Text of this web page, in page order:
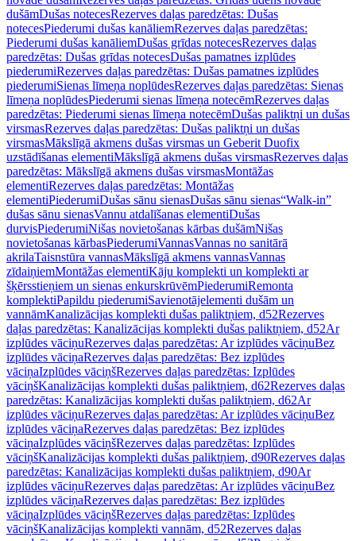
dušāmDušas notecesRezerves daļas paredzētas: Dušas
notecesPiederumi dušas kanāliemRezerves daļas paredzētas:
Piederumi dušas kanāliemDušas grīdas notecesRezerves daļas
paredzētas: Dušas grīdas notecesDušas pamatnes izplūdes
piederumiRezerves daļas paredzētas: Dušas pamatnes izplūdes
piederumiSienas līmeņa noplūdesRezerves daļas paredzētas: Sienas
līmeņa noplūdesPiederumi sienas līmeņa notecēmRezerves daļas
paredzētas: Piederumi sienas līmeņa notecēmDušas paliktņi un dušas
virsmasRezerves daļas paredzētas: Dušas paliktņi un dušas
virsmasMākslīgā akmens dušas virsmas un Geberit Duofix
uzstādīšanas elementiMākslīgā akmens dušas virsmasRezerves daļas
paredzētas: Mākslīgā akmens dušas virsmasMontāžas
elementiRezerves daļas paredzētas: Montāžas
elementiPiederumiDušas sānu sienasDušas sānu sienas“Walk-in”
dušas sānu sienasVannu atdalīšanas elementiDušas
durvisPiederumiNišas novietošanas kārbas dušāmNišas
novietošanas kārbasPiederumiVannasVannas no sanitārā
akrilaTaisnstūra vannasMākslīgā akmens vannasVannas
zīdaiņiemMontāžas elementiKāju komplekti un komplekti ar
šķērsstieņiem un sienas enkurskrūvēmPiederumiRemonta
komplektiPapildu piederumiSavienotājelementi dušām un
vannāmKanalizācijas komplekti dušas paliktņiem, d52Rezerves
daļas paredzētas: Kanalizācijas komplekti dušas paliktņiem, d52Ar
izplūdes vāciņuRezerves daļas paredzētas: Ar izplūdes vāciņuBez
izplūdes vāciņaRezerves daļas paredzētas: Bez izplūdes
vāciņaIzplūdes vāciņšRezerves daļas paredzētas: Izplūdes
vāciņšKanalizācijas komplekti dušas paliktņiem, d62Rezerves daļas
paredzētas: Kanalizācijas komplekti dušas paliktņiem, d62Ar
izplūdes vāciņuRezerves daļas paredzētas: Ar izplūdes vāciņuBez
izplūdes vāciņaRezerves daļas paredzētas: Bez izplūdes
vāciņaIzplūdes vāciņšRezerves daļas paredzētas: Izplūdes
vāciņšKanalizācijas komplekti dušas paliktņiem, d90Rezerves daļas
paredzētas: Kanalizācijas komplekti dušas paliktņiem, d90Ar
izplūdes vāciņuRezerves daļas paredzētas: Ar izplūdes vāciņuBez
izplūdes vāciņaRezerves daļas paredzētas: Bez izplūdes
vāciņaIzplūdes vāciņšRezerves daļas paredzētas: Izplūdes
vāciņšKanalizācijas komplekti vannām, d52Rezerves daļas